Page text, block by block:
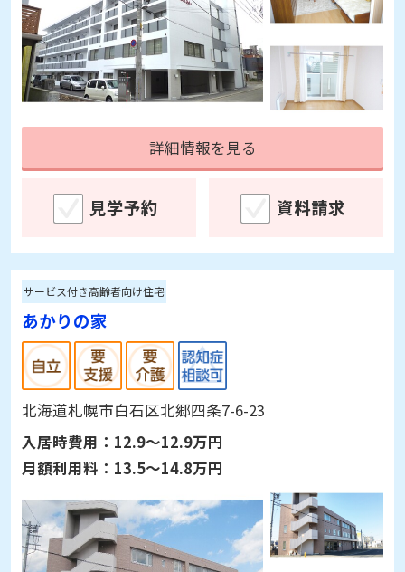
詳細情報を見る
見学予約 資料請求
サービス付き高齢者向け住宅
あかりの家
北海道札幌市白石区北郷四条7-6-23
入居時費用： 12.9～12.9万円
月額利用料： 13.5～14.8万円